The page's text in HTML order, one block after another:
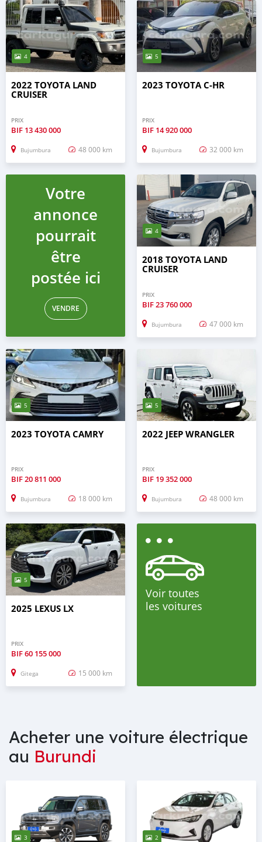
4
2022 TOYOTA LAND
CRUISER
PRIX
BIF 13 430 000
Bujumbura 48 000 km
5
2023 TOYOTA C-HR
PRIX
BIF 14 920 000
Bujumbura 32 000 km
Votre
annonce
pourrait
être
postée ici
VENDRE
4
2018 TOYOTA LAND
CRUISER
PRIX
BIF23 760 000
Bujumbura 47 000 km
5
2023 TOYOTA CAMRY
PRIX
BIF20 811 000
Bujumbura 18 000 km
5
2022 JEEP WRANGLER
PRIX
BIF 19 352 000
Bujumbura 48 000 km
5
2025 LEXUS LX
PRIX
BIF60 155 000
Gitega 15 000 km
Voir toutes
les voitures
Acheter une voiture électrique
au Burundi
3 2